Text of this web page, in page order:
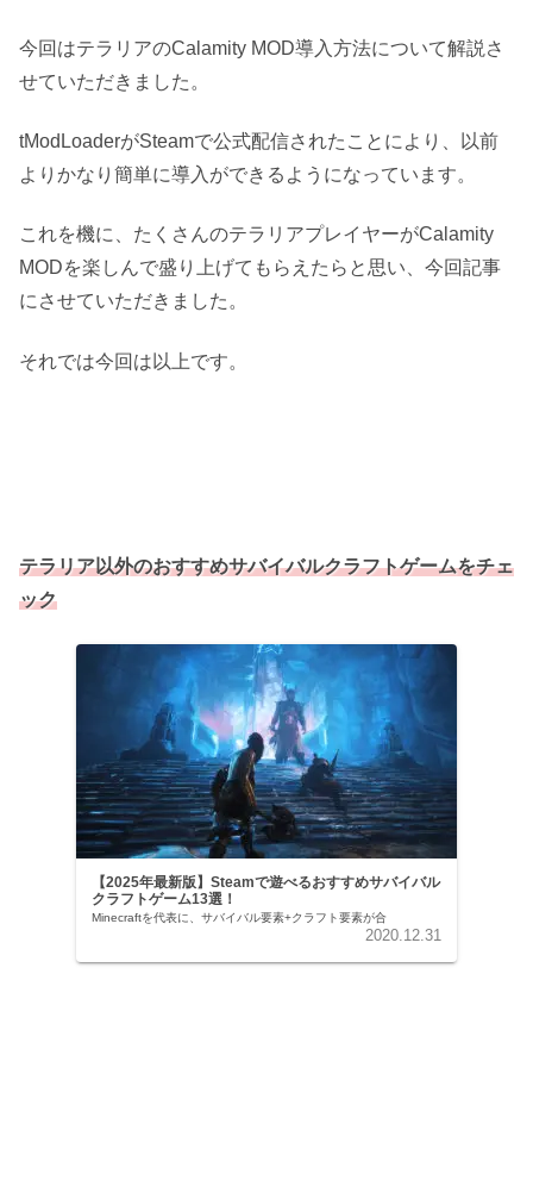
今回はテラリアのCalamity MOD導入方法について解説さ
せていただきました。
tModLoaderがSteamで公式配信されたことにより、以前
よりかなり簡単に導入ができるようになっています。
これを機に、たくさんのテラリアプレイヤーがCalamity
MODを楽しんで盛り上げてもらえたらと思い、今回記事
にさせていただきました。
それでは今回は以上です。
テラリア以外のおすすめサバイバルクラフトゲームをチェ
ック
【2025年最新版】Steamで遊べるおすすめサバイバル
クラフトゲーム13選！
Minecraftを代表に、サバイバル要素+クラフト要素が合
2020.12.31